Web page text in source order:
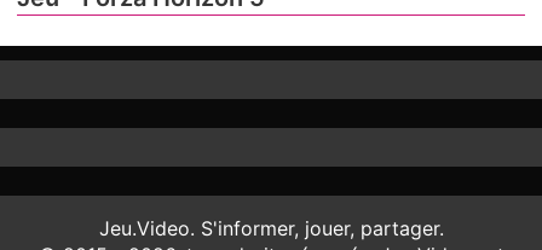
Jeu.Video. S'informer, jouer, partager.